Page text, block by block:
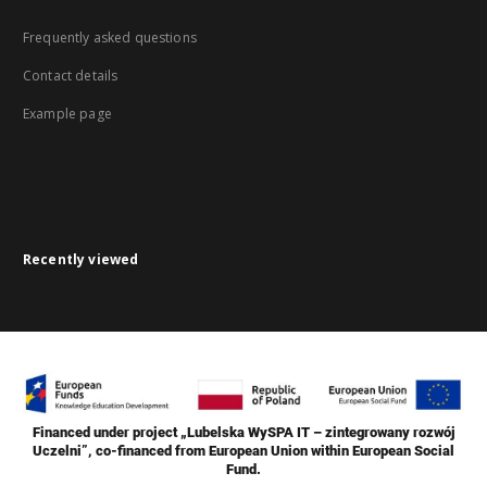
Frequently asked questions
Contact details
Example page
Recently viewed
Financed under project „Lubelska WySPA IT – zintegrowany rozwój
Uczelni”, co-financed from European Union within European Social
Fund.